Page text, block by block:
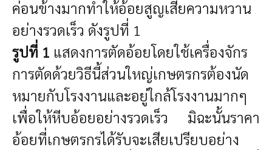
ค่อนข้างมากทำให้อ้อยสูญเสียความหวาน
อย่างรวดเร็ว ดังรูปที่ 1
รูปที่ 1 แสดงการตัดอ้อยโดยใช้เครื่องจักร
การตัดด้วยวิธีนี้ส่วนใหญ่เกษตรกรต้องนัด
หมายกับโรงงานและอยู่ใกล้โรงงานมากๆ
เพื่อให้หีบอ้อยอย่างรวดเร็ว มิฉะนั้นราคา
อ้อยที่เกษตรกรได้รับจะเสียเปรียบอย่าง